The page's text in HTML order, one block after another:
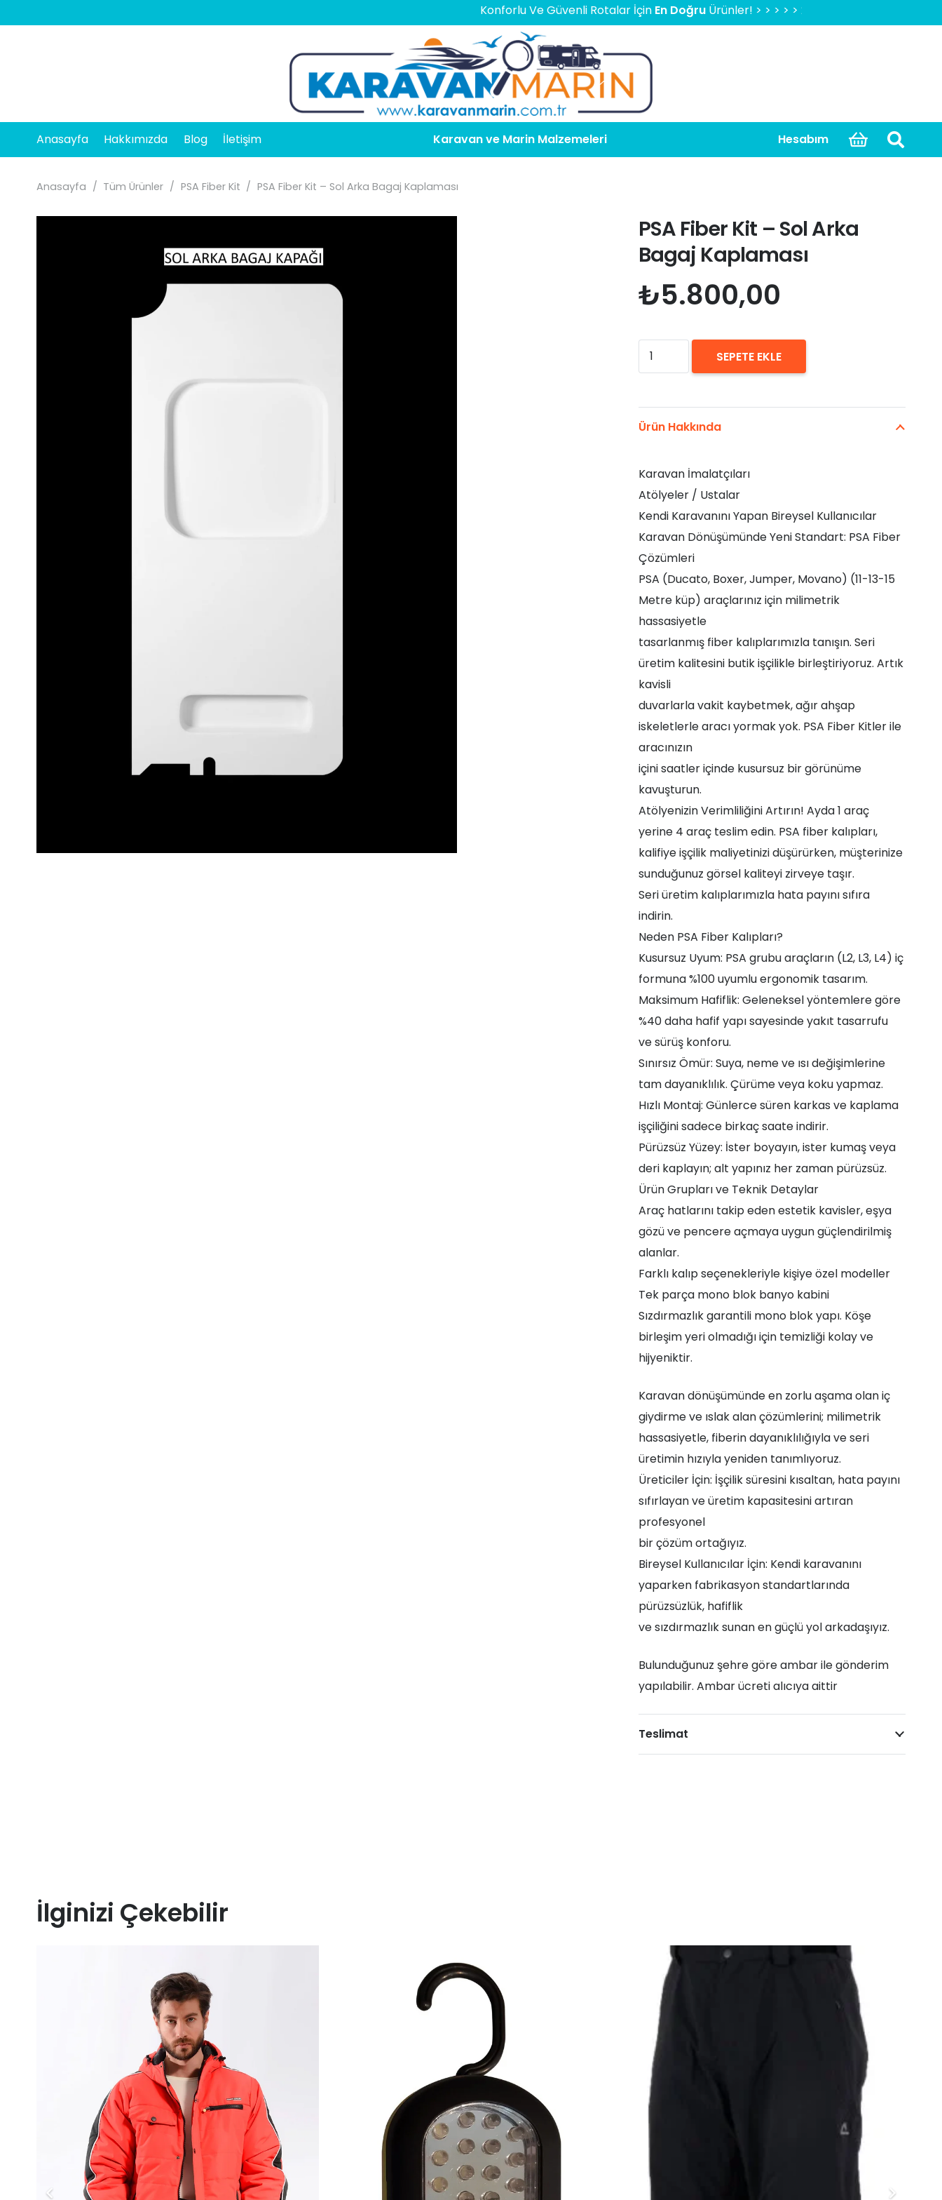
Konforlu Ve Güvenli Rotalar İçinEn DoğruÜrünler! > > > > > 2000 TL Üzeri Ücretsiz Kargo,
Anasayfa Hakkımızda Blog İletişim Karavan ve Marin Malzemeleri Hesabım
Anasayfa / Tüm Ürünler / PSA Fiber Kit / PSA Fiber Kit – Sol Arka Bagaj Kaplaması
PSA Fiber Kit – Sol Arka
Bagaj Kaplaması
₺5.800,00
PSA
Fiber
–
Sol
Bagaj
Kaplaması
adet
SEPETE EKLE
Ürün Hakkında
Karavan İmalatçıları
Atölyeler / Ustalar
Kendi Karavanını Yapan Bireysel Kullanıcılar
Karavan Dönüşümünde Yeni Standart: PSA Fiber
Çözümleri
PSA (Ducato, Boxer, Jumper, Movano) (11-13-15
Metre küp) araçlarınız için milimetrik
hassasiyetle
tasarlanmış fiber kalıplarımızla tanışın. Seri
üretim kalitesini butik işçilikle birleştiriyoruz. Artık
kavisli
duvarlarla vakit kaybetmek, ağır ahşap
iskeletlerle aracı yormak yok. PSA Fiber Kitler ile
aracınızın
içini saatler içinde kusursuz bir görünüme
kavuşturun.
Atölyenizin Verimliliğini Artırın! Ayda 1 araç
yerine 4 araç teslim edin. PSA fiber kalıpları,
kalifiye işçilik maliyetinizi düşürürken, müşterinize
sunduğunuz görsel kaliteyi zirveye taşır.
Seri üretim kalıplarımızla hata payını sıfıra
indirin.
Neden PSA Fiber Kalıpları?
Kusursuz Uyum: PSA grubu araçların (L2, L3, L4) iç
formuna %100 uyumlu ergonomik tasarım.
Maksimum Hafiflik: Geleneksel yöntemlere göre
%40 daha hafif yapı sayesinde yakıt tasarrufu
ve sürüş konforu.
Sınırsız Ömür: Suya, neme ve ısı değişimlerine
tam dayanıklılık. Çürüme veya koku yapmaz.
Hızlı Montaj: Günlerce süren karkas ve kaplama
işçiliğini sadece birkaç saate indirir.
Pürüzsüz Yüzey: İster boyayın, ister kumaş veya
deri kaplayın; alt yapınız her zaman pürüzsüz.
Ürün Grupları ve Teknik Detaylar
Araç hatlarını takip eden estetik kavisler, eşya
gözü ve pencere açmaya uygun güçlendirilmiş
alanlar.
Farklı kalıp seçenekleriyle kişiye özel modeller
Tek parça mono blok banyo kabini
Sızdırmazlık garantili mono blok yapı. Köşe
birleşim yeri olmadığı için temizliği kolay ve
hijyeniktir.
Karavan dönüşümünde en zorlu aşama olan iç
giydirme ve ıslak alan çözümlerini; milimetrik
hassasiyetle, fiberin dayanıklılığıyla ve seri
üretimin hızıyla yeniden tanımlıyoruz.
Üreticiler İçin: İşçilik süresini kısaltan, hata payını
sıfırlayan ve üretim kapasitesini artıran
profesyonel
bir çözüm ortağıyız.
Bireysel Kullanıcılar İçin: Kendi karavanını
yaparken fabrikasyon standartlarında
pürüzsüzlük, hafiflik
ve sızdırmazlık sunan en güçlü yol arkadaşıyız.
Bulunduğunuz şehre göre ambar ile gönderim
yapılabilir. Ambar ücreti alıcıya aittir
Teslimat
İlginizi Çekebilir